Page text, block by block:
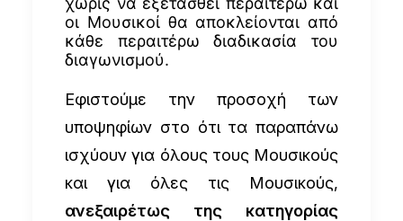
οι Μουσικοί θα αποκλείονται από
κάθε περαιτέρω διαδικασία του
διαγωνισμού.
Εφιστούμε την προσοχή των
υποψηφίων στο ότι τα παραπάνω
ισχύουν για όλους τους Μουσικούς
και για όλες τις Μουσικούς,
ανεξαιρέτως της κατηγορίας